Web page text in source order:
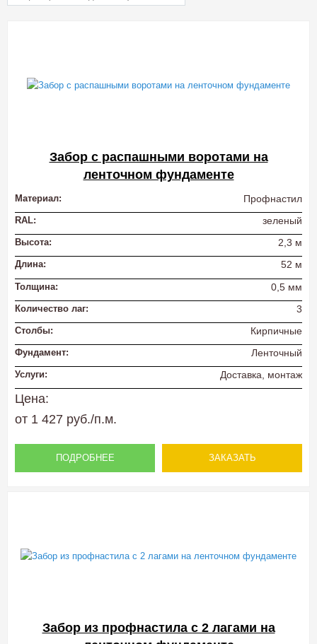
Забор с распашными воротами на
ленточном фундаменте
Материал: Профнастил
RAL: зеленый
Высота: 2,3 м
Длина: 52 м
Толщина: 0,5 мм
Количество лаг: 3
Столбы: Кирпичные
Фундамент: Ленточный
Услуги: Доставка, монтаж
Цена:
от 1 427 руб./п.м.
ПОДРОБНЕЕ ЗАКАЗАТЬ
Забор из профнастила с 2 лагами на